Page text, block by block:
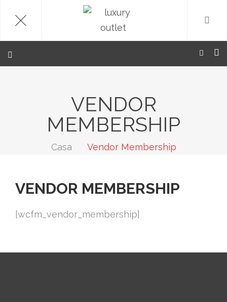
.
VENDOR
MEMBERSHIP
Casa Vendor Membership
VENDOR MEMBERSHIP
[wcfm_vendor_membership]